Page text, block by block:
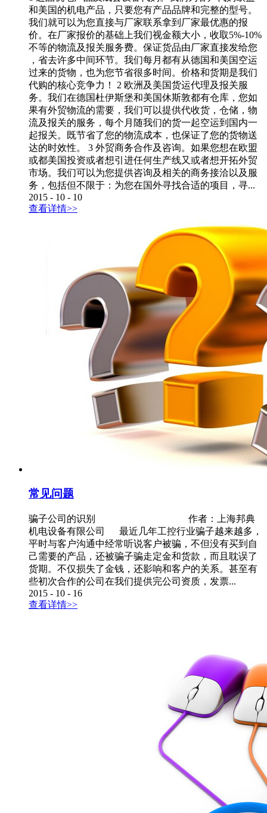
和美国的机电产品，只要您有产品品牌和完整的型号。
我们就可以为您直接与厂家联系拿到厂家最优惠的报
价。在厂家报价的基础上我们视金额大小，收取5%-10%
不等的物流及报关服务费。保证货品由厂家直接发给您
，省去许多中间环节。我们每月都有从德国和美国空运
过来的货物，也为您节省很多时间。价格和货期是我们
代购的核心竞争力！ 2 欧洲及美国货运代理及报关服
务。我们在德国杜伊斯堡和美国休斯敦都有仓库，您如
果有外贸物流的需要，我们可以提供代收货，仓储，物
流及报关的服务，每个月随我们的货一起空运到国内一
起报关。既节省了您的物流成本，也保证了您的货物送
达的时效性。 3 外贸商务合作及咨询。如果您想在欧盟
或都美国投资或者想引进任何生产线又或者想开拓外贸
市场。我们可以为您提供咨询及相关的商务接洽以及服
务，包括但不限于：为您在国外寻找合适的项目，寻...
2015 - 10 - 10
查看详情>>
常见问题
骗子公司的识别 作者：上海邦典
机电设备有限公司 最近几年工控行业骗子越来越多，
平时与客户沟通中经常听说客户被骗，不但没有买到自
己需要的产品，还被骗子骗走定金和货款，而且耽误了
货期。不仅损失了金钱，还影响和客户的关系。甚至有
些初次合作的公司在我们提供完公司资质，发票...
2015 - 10 - 16
查看详情>>